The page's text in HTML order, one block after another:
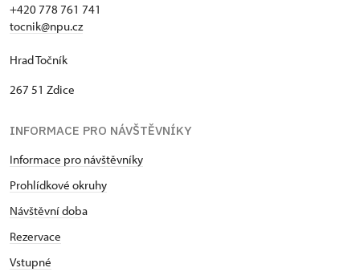
+420 778 761 741
tocnik@npu.cz
Hrad Točník
267 51 Zdice
INFORMACE PRO NÁVŠTĚVNÍKY
Informace pro návštěvníky
Prohlídkové okruhy
Návštěvní doba
Rezervace
Vstupné